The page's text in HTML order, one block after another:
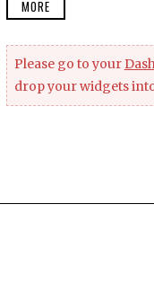
MORE
Please go to your
drop your widgets